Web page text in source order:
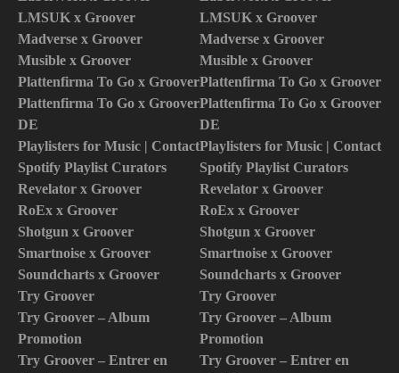
LMSUK x Groover
Madverse x Groover
Musible x Groover
Plattenfirma To Go x Groover
Plattenfirma To Go x Groover
DE
Playlisters for Music | Contact
Spotify Playlist Curators
Revelator x Groover
RoEx x Groover
Shotgun x Groover
Smartnoise x Groover
Soundcharts x Groover
Try Groover
Try Groover – Album
Promotion
Try Groover – Entrer en
LMSUK x Groover
Madverse x Groover
Musible x Groover
Plattenfirma To Go x Groover
Plattenfirma To Go x Groover
DE
Playlisters for Music | Contact
Spotify Playlist Curators
Revelator x Groover
RoEx x Groover
Shotgun x Groover
Smartnoise x Groover
Soundcharts x Groover
Try Groover
Try Groover – Album
Promotion
Try Groover – Entrer en